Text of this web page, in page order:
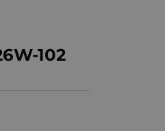
102